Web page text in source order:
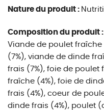
Nature du produit :
Composition du produit :
Viande de poulet fraîche
(7%), viande de dinde
frais (7%), foie de poulet
fraîche (4%), foie de
frais (4%), coeur de
dinde frais (4%), poulet